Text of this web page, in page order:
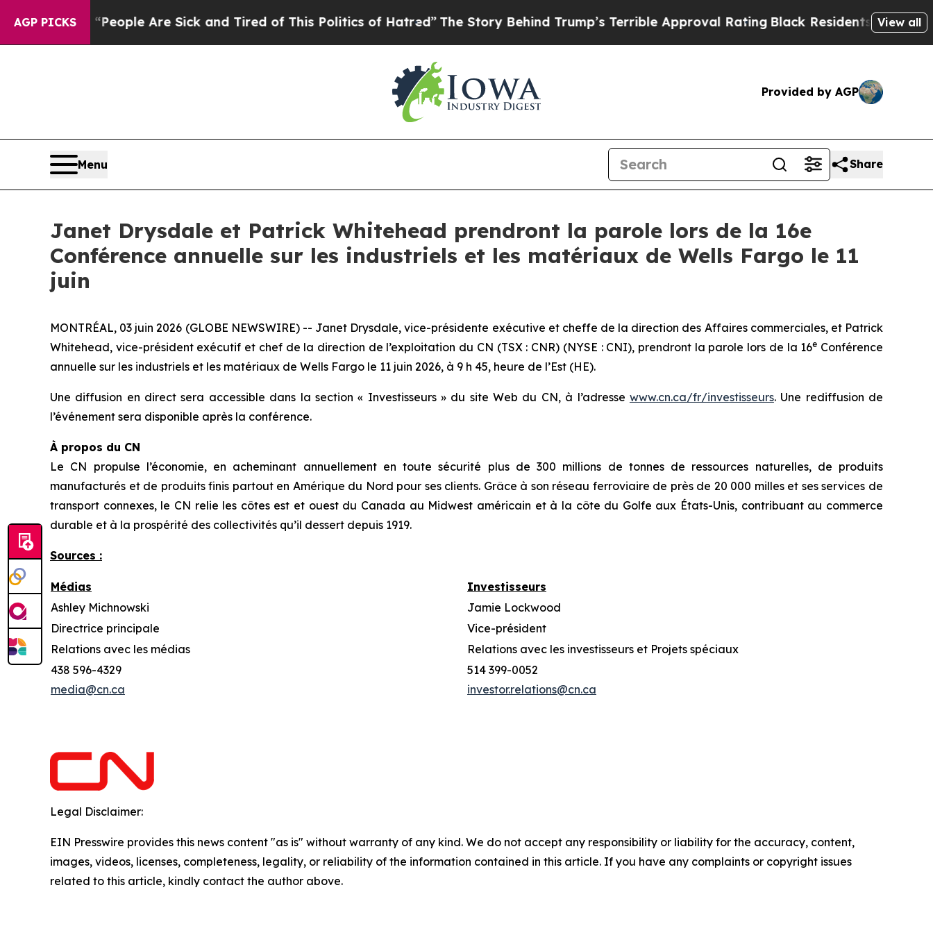
AGP PICKS
Win: “People Are Sick and Tired of This Politics of Hatred”The Story Behind Trump’s Terrible Approval RatingBlack Residents Warned of
View all
Provided by AGP
Menu Share
Janet Drysdale et Patrick Whitehead prendront la parole lors de la 16e
Conférence annuelle sur les industriels et les matériaux de Wells Fargo le 11
juin
MONTRÉAL, 03 juin 2026 (GLOBE NEWSWIRE) -- Janet Drysdale, vice-présidente exécutive et cheffe de la direction des Affaires commerciales, et Patrick
Whitehead, vice-président exécutif et chef de la direction de l’exploitation du CN (TSX : CNR) (NYSE : CNI), prendront la parole lors de la 16e Conférence
annuelle sur les industriels et les matériaux de Wells Fargo le 11 juin 2026, à 9 h 45, heure de l’Est (HE).
Une diffusion en direct sera accessible dans la section « Investisseurs » du site Web du CN, à l’adresse www.cn.ca/fr/investisseurs. Une rediffusion de
l’événement sera disponible après la conférence.
À propos du CN
Le CN propulse l’économie, en acheminant annuellement en toute sécurité plus de 300 millions de tonnes de ressources naturelles, de produits
manufacturés et de produits finis partout en Amérique du Nord pour ses clients. Grâce à son réseau ferroviaire de près de 20 000 milles et ses services de
transport connexes, le CN relie les côtes est et ouest du Canada au Midwest américain et à la côte du Golfe aux États-Unis, contribuant au commerce
durable et à la prospérité des collectivités qu’il dessert depuis 1919.
Sources :
Médias
Investisseurs
Ashley Michnowski
Jamie Lockwood
Directrice principale
Vice-président
Relations avec les médias
Relations avec les investisseurs et Projets spéciaux
438 596-4329
media@cn.ca
514 399-0052
investor.relations@cn.ca
Legal Disclaimer:
EIN Presswire provides this news content "as is" without warranty of any kind. We do not accept any responsibility or liability for the accuracy, content,
images, videos, licenses, completeness, legality, or reliability of the information contained in this article. If you have any complaints or copyright issues
related to this article, kindly contact the author above.